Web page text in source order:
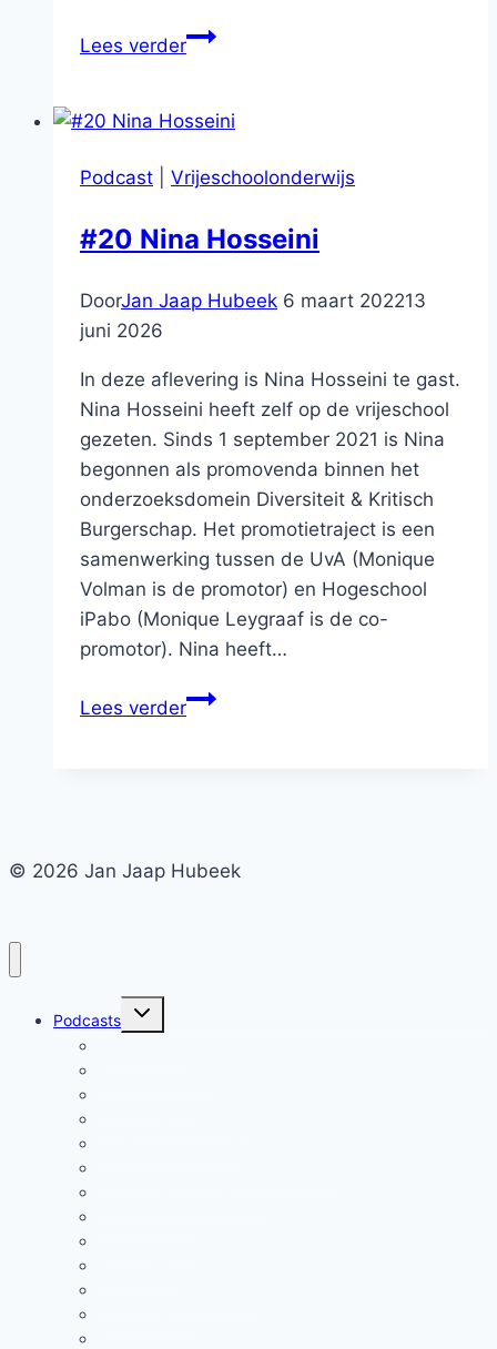
Lees verder#23
AI
–
gesprek
Inge
Podcast Vrijeschoolonderwijs
#20 Nina Hosseini
DoorJan Jaap Hubeek 6 maart 202213
juni 2026
In deze aflevering is Nina Hosseini te gast.
Nina Hosseini heeft zelf op de vrijeschool
gezeten. Sinds 1 september 2021 is Nina
begonnen als promovenda binnen het
onderzoeksdomein Diversiteit & Kritisch
Burgerschap. Het promotietraject is een
samenwerking tussen de UvA (Monique
Volman is de promotor) en Hogeschool
iPabo (Monique Leygraaf is de co-
promotor). Nina heeft…
Lees verder#20
© 2026 Jan Jaap Hubeek
Podcasts
Toggle